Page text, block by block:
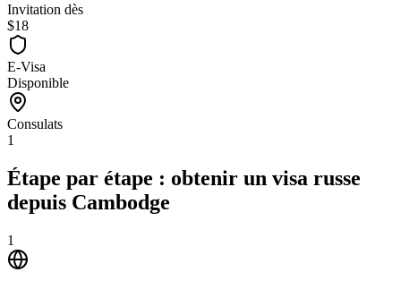
Invitation dès
$18
E-Visa
Disponible
Consulats
1
Étape par étape : obtenir un visa russe
depuis Cambodge
1